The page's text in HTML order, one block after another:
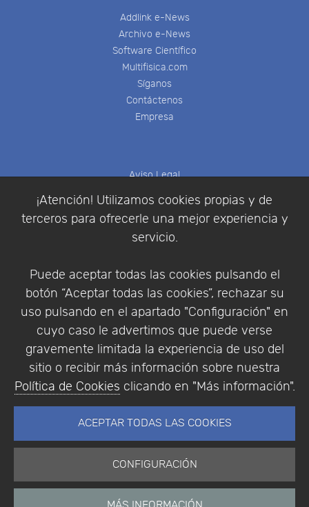
¡Atención! Utilizamos cookies propias y de
terceros para ofrecerle una mejor experiencia y
servicio.
Puede aceptar todas las cookies pulsando el
botón “Aceptar todas las cookies”, rechazar su
uso pulsando en el apartado "Configuración" en
cuyo caso le advertimos que puede verse
gravemente limitada la experiencia de uso del
sitio o recibir más información sobre nuestra
Política de Cookies clicando en "Más información".
ACEPTAR TODAS LAS COOKIES
CONFIGURACIÓN
Addlink e-News
Archivo e-News
Software Científico
Multifisica.com
Síganos
Contáctenos
Empresa
Aviso Legal
Política de Privacidad
Condiciones de compra
Identificarse
Empresa|Aviso Legal| Política de Privacidad |
Política de Cookies
© Copyright 1994 - 2026. Addlink Software
Científico, S.L.
Portugal.